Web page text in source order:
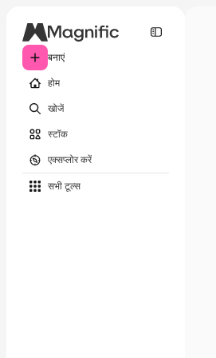
बनाएं
होम
खोजें
स्टॉक
एक्सप्लोर करें
सभी टूल्‍स